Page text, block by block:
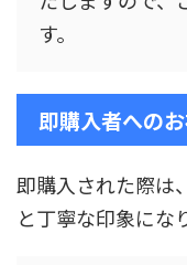
す。
即購入者への
即購入された際は、
と丁寧な印象にな